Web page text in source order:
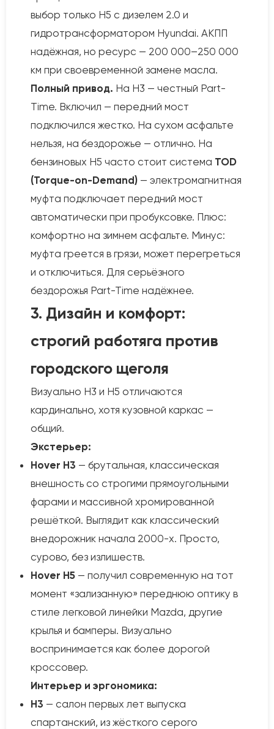
выбор только H5 с дизелем 2.0 и
гидротрансформатором Hyundai. АКПП
надёжная, но ресурс — 200 000–250 000
км при своевременной замене масла.
Полный привод. На H3 — честный Part-
Time. Включил — передний мост
подключился жестко. На сухом асфальте
нельзя, на бездорожье — отлично. На
бензиновых H5 часто стоит система TOD
(Torque-on-Demand) — электромагнитная
муфта подключает передний мост
автоматически при пробуксовке. Плюс:
комфортно на зимнем асфальте. Минус:
муфта греется в грязи, может перегреться
и отключиться. Для серьёзного
бездорожья Part-Time надёжнее.
3. Дизайн и комфорт:
строгий работяга против
городского щеголя
Визуально H3 и H5 отличаются
кардинально, хотя кузовной каркас —
общий.
Экстерьер:
Hover H3 — брутальная, классическая
внешность со строгими прямоугольными
фарами и массивной хромированной
решёткой. Выглядит как классический
внедорожник начала 2000-х. Просто,
сурово, без излишеств.
Hover H5 — получил современную на тот
момент «зализанную» переднюю оптику в
стиле легковой линейки Mazda, другие
крылья и бамперы. Визуально
воспринимается как более дорогой
кроссовер.
Интерьер и эргономика:
H3 — салон первых лет выпуска
спартанский, из жёсткого серого